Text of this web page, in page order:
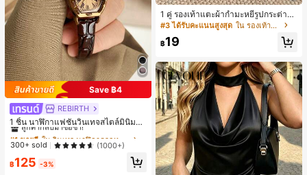
Save ฿4
REBIRTH
1 ชิ้น นาฬิกาแฟชั่นวินเทจสไตล์มินิมอล
เลขโรมันสำหรับผู้หญิง เหมาะสำหรับก
ารตกแต่งประจำวัน
#1 ขายดี
ลูกค้ากลับมาซื้อซ้ำ!
#1 ขายดี
ลูกค้ากลับมาซื้อซ้ำ!
#1 ขายดี
ลูกค้ากลับมาซื้อซ้ำ!
#1 ขายดี
ลูกค้ากลับมาซื้อซ้ำ!
300+ sold (1000+)
฿125 -3%
1 คู่ รองเท้าแตะผ้ากำมะหยี่รูปกระต่าย
สำหรับผู้หญิง, อบอุ่นและสบาย, เหมาะ
สำหรับใส่ลำลองในฤดูใบไม้ร่วง/ฤดูหน
าว, รองเท้าบ้านผู้หญิงหรูหราใหม่, ส้นเ
รับฤดูหนาวที่อบอุ่น, รองเท้าแตะผ้ากำม
ะหยี่น่ารัก, ของขวัญปีใหม่/วันวาเลนไท
น์ในอุดมคติ, รองเท้าแตะคู่รัก, ของขวั
ญวันแม่, สวน, ของตกแต่งห้องครัว, ฤดู
ร้อน, ชายหาด, ของใช้จำเป็นสำหรับกา
รเดินทาง, ของตกแต่งห้อง, นุ่มนิ่ม, การ
สำเร็จการศึกษา, ชั้นวางรองเท้า, ประห
ยัดพื้นที่จัดเก็บ, กลางแจ้ง, สวน, พิธีสำเ
ร็จการศึกษา, พิธีจบการศึกษา, ยินดีด้ว
ยบัณฑิต, บัณฑิตที่สำเร็จการศึกษา, ผู้ก
ล่าวคำอำลา, เรียนจบ, งานเลี้ยงจบการ
ศึกษา
#3 ได้รับคะแนนสูงสุด ใน รองเท้าแตะใส่ในบ้าน
฿19